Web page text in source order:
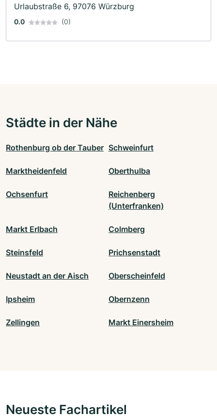
Urlaubstraße 6, 97076 Würzburg
0.0 (0)
Städte in der Nähe
Rothenburg ob der Tauber Schweinfurt
Marktheidenfeld Oberthulba
Ochsenfurt
Reichenberg
(Unterfranken)
Markt Erlbach Colmberg
Steinsfeld Prichsenstadt
Neustadt an der Aisch Oberscheinfeld
Ipsheim Obernzenn
Zellingen Markt Einersheim
Neueste Fachartikel